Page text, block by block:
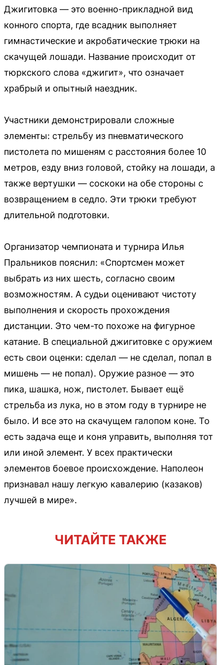
Джигитовка — это военно-прикладной вид
конного спорта, где всадник выполняет
гимнастические и акробатические трюки на
скачущей лошади. Название происходит от
тюркского слова «джигит», что означает
храбрый и опытный наездник.
Участники демонстрировали сложные
элементы: стрельбу из пневматического
пистолета по мишеням с расстояния более 10
метров, езду вниз головой, стойку на лошади, а
также вертушки — соскоки на обе стороны с
возвращением в седло. Эти трюки требуют
длительной подготовки.
Организатор чемпионата и турнира Илья
Пральников пояснил: «Спортсмен может
выбрать из них шесть, согласно своим
возможностям. А судьи оценивают чистоту
выполнения и скорость прохождения
дистанции. Это чем-то похоже на фигурное
катание. В специальной джигитовке с оружием
есть свои оценки: сделал — не сделал, попал в
мишень — не попал). Оружие разное — это
пика, шашка, нож, пистолет. Бывает ещё
стрельба из лука, но в этом году в турнире не
было. И все это на скачущем галопом коне. То
есть задача еще и коня управить, выполняя тот
или иной элемент. У всех практически
элементов боевое происхождение. Наполеон
признавал нашу легкую кавалерию (казаков)
лучшей в мире».
ЧИТАЙТЕ ТАКЖЕ